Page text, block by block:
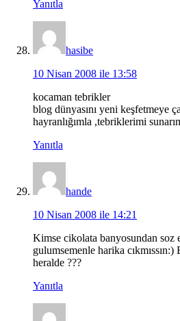
Yanıtla
hasibe
10 Nisan 2008 ile 13:58
kocaman tebrikler
blog dünyasını yeni keşfetmeye
hayranlığımla ,tebriklerimi
Yanıtla
hande
10 Nisan 2008 ile 14:21
Kimse cikolata banyosundan soz
gulumsemenle harika
heralde ???
Yanıtla